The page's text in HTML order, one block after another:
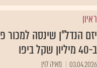
ראיון
יזם הנדל"ן שינסה למכור
ב-40 מיליון שקל ביפו
03.04.2026 מאיה לוין